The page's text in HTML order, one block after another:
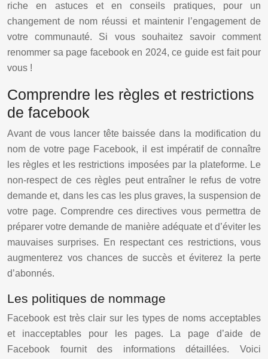
riche en astuces et en conseils pratiques, pour un
changement de nom réussi et maintenir l’engagement de
votre communauté. Si vous souhaitez savoir comment
renommer sa page facebook en 2024, ce guide est fait pour
vous !
Comprendre les règles et restrictions
de facebook
Avant de vous lancer tête baissée dans la modification du
nom de votre page Facebook, il est impératif de connaître
les règles et les restrictions imposées par la plateforme. Le
non-respect de ces règles peut entraîner le refus de votre
demande et, dans les cas les plus graves, la suspension de
votre page. Comprendre ces directives vous permettra de
préparer votre demande de manière adéquate et d’éviter les
mauvaises surprises. En respectant ces restrictions, vous
augmenterez vos chances de succès et éviterez la perte
d’abonnés.
Les politiques de nommage
Facebook est très clair sur les types de noms acceptables
et inacceptables pour les pages. La page d’aide de
Facebook fournit des informations détaillées. Voici